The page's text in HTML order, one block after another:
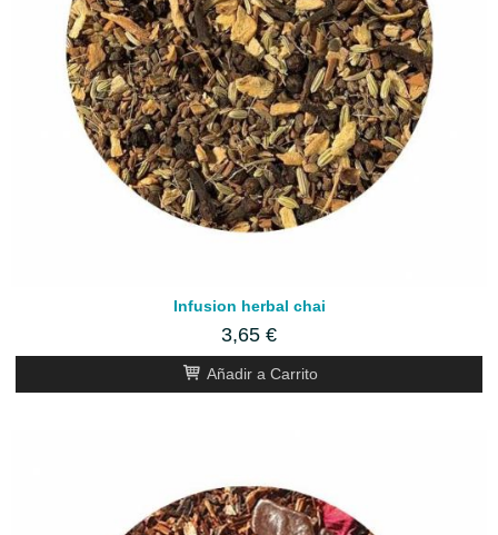
Infusion herbal chai
3,65 €
Añadir a Carrito